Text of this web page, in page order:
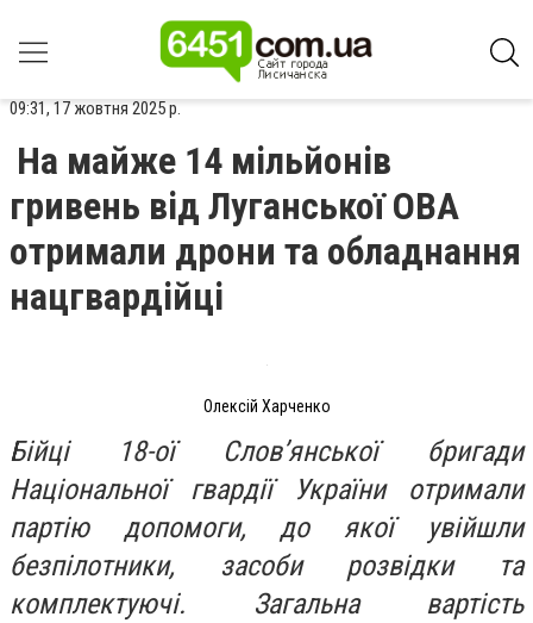
09:31, 17 жовтня 2025 р.
На майже 14 мільйонів
гривень від Луганської ОВА
отримали дрони та обладнання
нацгвардійці
Олексій Харченко
Бійці 18-ої Слов’янської бригади
Національної гвардії України отримали
партію допомоги, до якої увійшли
безпілотники, засоби розвідки та
комплектуючі. Загальна вартість